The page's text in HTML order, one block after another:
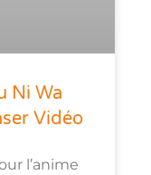
Ni Wa
Vidéo
l’anime